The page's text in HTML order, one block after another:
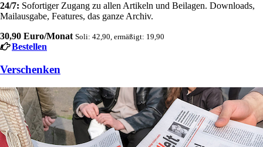
24/7: Sofortiger Zugang zu allen Artikeln und Beilagen. Downloads,
Mailausgabe, Features, das ganze Archiv.
30,90 Euro/Monat Soli: 42,90, ermäßigt: 19,90
Bestellen
Verschenken